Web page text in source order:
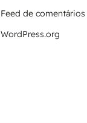
Feed de comentários
WordPress.org